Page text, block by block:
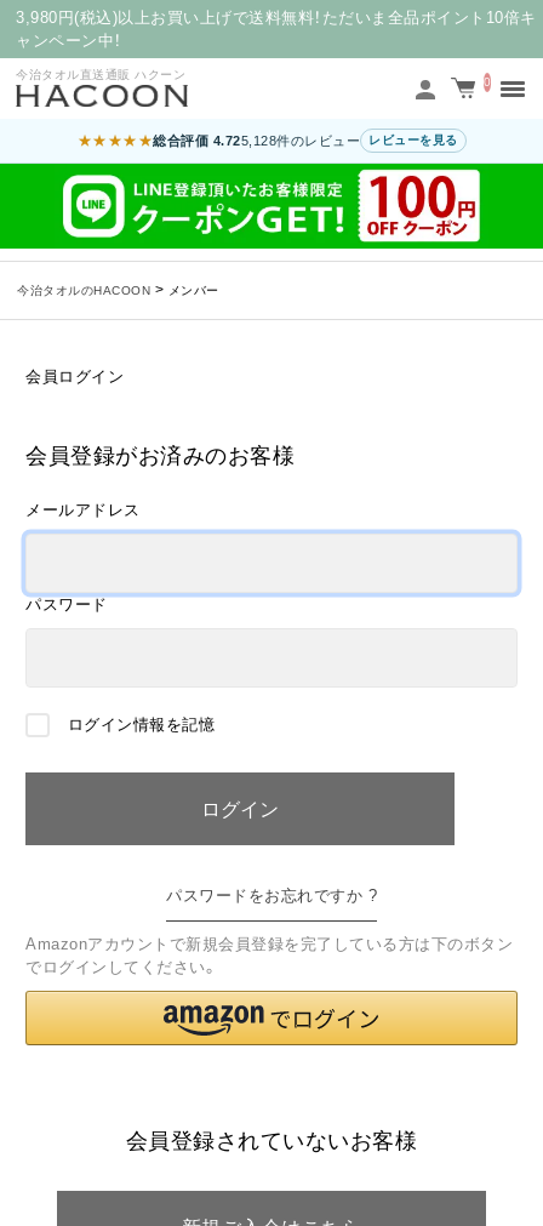
3,980円(税込)以上お買い上げで送料無料！ただいま全品ポイント10倍キ
ャンペーン中！
今治タオル直送通販 ハクーン
0
★★★★★総合評価 4.725,128件のレビュー レビューを見る
今治タオルのHACOON > メンバー
会員ログイン
会員登録がお済みのお客様
メールアドレス
パスワード
ログイン情報を記憶
パスワードをお忘れですか ?
Amazonアカウントで新規会員登録を完了している方は下のボタン
でログインしてください。
会員登録されていないお客様